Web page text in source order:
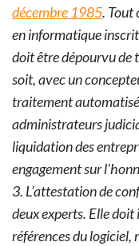
décembre 1985. Tout
en informatique
doit être dépourvu de
soit, avec un
traitement
administrateurs
liquidation des
engagement sur
3. L’attestation de
deux experts. Elle
références du logiciel,